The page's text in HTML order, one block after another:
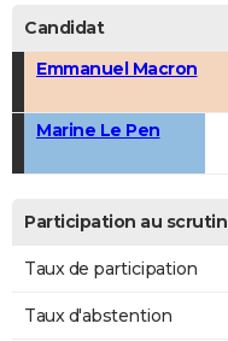
Bricolage
Culture
Television
Voyage
Candidat
Emmanuel Macron
Marine Le Pen
Participation au scrutin
Taux de participation
Taux d'abstention